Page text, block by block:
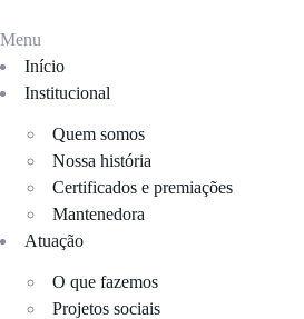
Menu
Início
Institucional
Quem somos
Nossa história
Certificados e premiações
Mantenedora
Atuação
O que fazemos
Projetos sociais